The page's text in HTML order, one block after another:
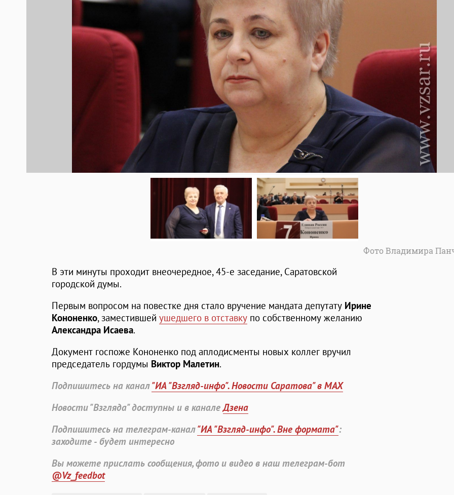
Фото Владимира
В эти минуты проходит внеочередное, 45-е заседание, Саратовской
городской думы.
Первым вопросом на повестке дня стало вручение мандата депутату Ирине
Кононенко, заместившей ушедшего в отставку по собственному желанию
Александра Исаева.
Документ госпоже Кононенко под аплодисменты новых коллег вручил
председатель гордумы Виктор Малетин.
Подпишитесь на канал"ИА "Взгляд-инфо". Новости Саратова" в MAX
Новости "Взгляда" доступны и в каналеДзена
Подпишитесь на телеграм-канал"ИА "Взгляд-инфо". Вне формата":
заходите - будет интересно
Вы можете прислать сообщения, фото и видео в наш телеграм-бот
@Vz_feedbot